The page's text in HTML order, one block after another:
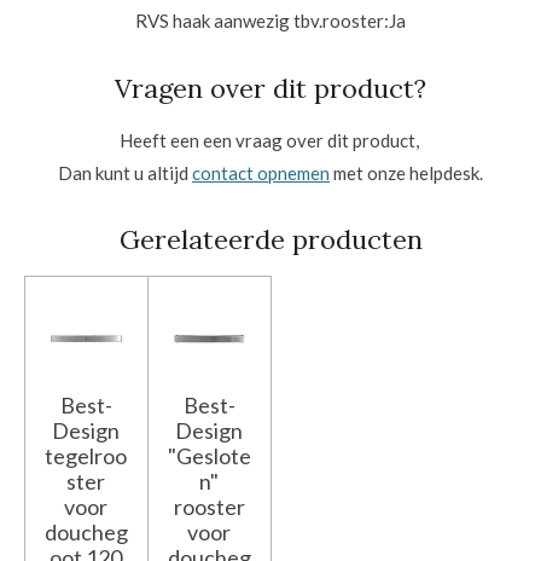
RVS haak aanwezig tbv.rooster:Ja
Vragen over dit product?
Heeft een een vraag over dit product,
Dan kunt u altijd contact opnemen met onze helpdesk.
Gerelateerde producten
Best-
Design
tegelroo
ster
voor
doucheg
Best-
Design
"Geslote
n"
rooster
voor